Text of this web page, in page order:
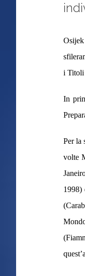
i Titoli
In
Per la
volte
1998)